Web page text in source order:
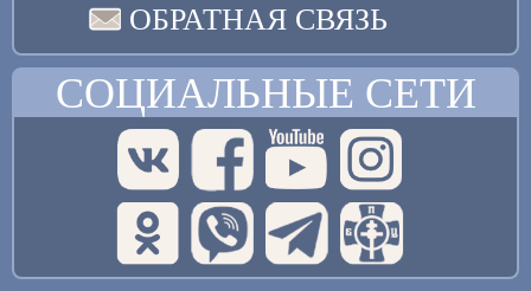
ОБРАТНАЯ СВЯЗЬ
СОЦИАЛЬНЫЕ СЕТИ